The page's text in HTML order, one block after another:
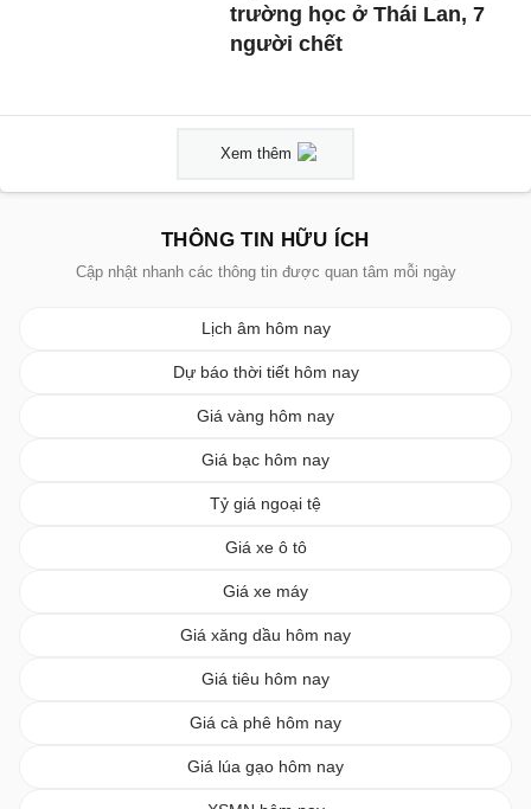
trường học ở Thái Lan, 7
người chết
Xem thêm
THÔNG TIN HỮU ÍCH
Cập nhật nhanh các thông tin được quan tâm mỗi ngày
Lịch âm hôm nay
Dự báo thời tiết hôm nay
Giá vàng hôm nay
Giá bạc hôm nay
Tỷ giá ngoại tệ
Giá xe ô tô
Giá xe máy
Giá xăng dầu hôm nay
Giá tiêu hôm nay
Giá cà phê hôm nay
Giá lúa gạo hôm nay